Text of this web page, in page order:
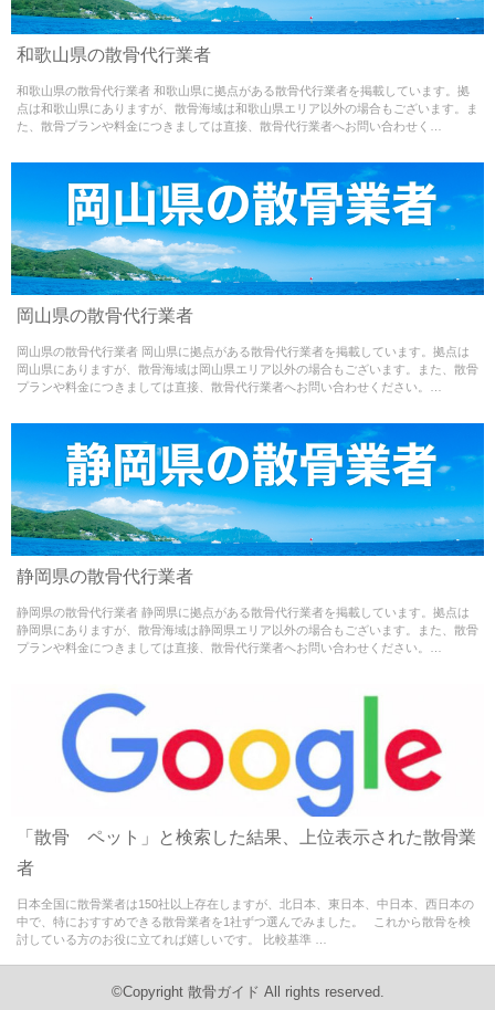
Warning: Use of undefined constant - assumed ' ' (this
/home/misao09110704/medialynxjapan.com/public_html/
和歌山県の散骨代行業者
和歌山県の散骨代行業者 和歌山県に拠点がある散骨代行業者を掲載しています。拠
点は和歌山県にありますが、散骨海域は和歌山県エリア以外の場合もございます。ま
た、散骨プランや料金につきましては直接、散骨代行業者へお問い合わせく…
Warning: Use of undefined constant - assumed ' ' (this
/home/misao09110704/medialynxjapan.com/public_html/
岡山県の散骨代行業者
岡山県の散骨代行業者 岡山県に拠点がある散骨代行業者を掲載しています。拠点は
岡山県にありますが、散骨海域は岡山県エリア以外の場合もございます。また、散骨
プランや料金につきましては直接、散骨代行業者へお問い合わせください。…
Warning: Use of undefined constant - assumed ' ' (this
/home/misao09110704/medialynxjapan.com/public_html/
静岡県の散骨代行業者
静岡県の散骨代行業者 静岡県に拠点がある散骨代行業者を掲載しています。拠点は
静岡県にありますが、散骨海域は静岡県エリア以外の場合もございます。また、散骨
プランや料金につきましては直接、散骨代行業者へお問い合わせください。…
Warning
: Use of undefined constant - assumed ' ' (this
will throw an Error in a future version of PHP) in
content/themes/sankotsu-theme/single.php on line65
「散骨 ペット」と検索した結果、上位表示された散骨業
者
日本全国に散骨業者は150社以上存在しますが、北日本、東日本、中日本、西日本の
中で、特におすすめできる散骨業者を1社ずつ選んでみました。 これから散骨を検
討している方のお役に立てれば嬉しいです。 比較基準 …
©Copyright 散骨ガイド All rights reserved.